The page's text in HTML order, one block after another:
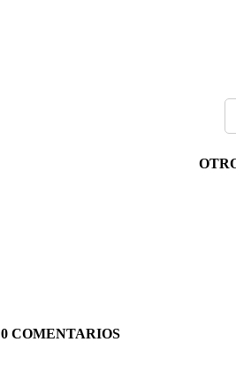
0 COMENTARIOS